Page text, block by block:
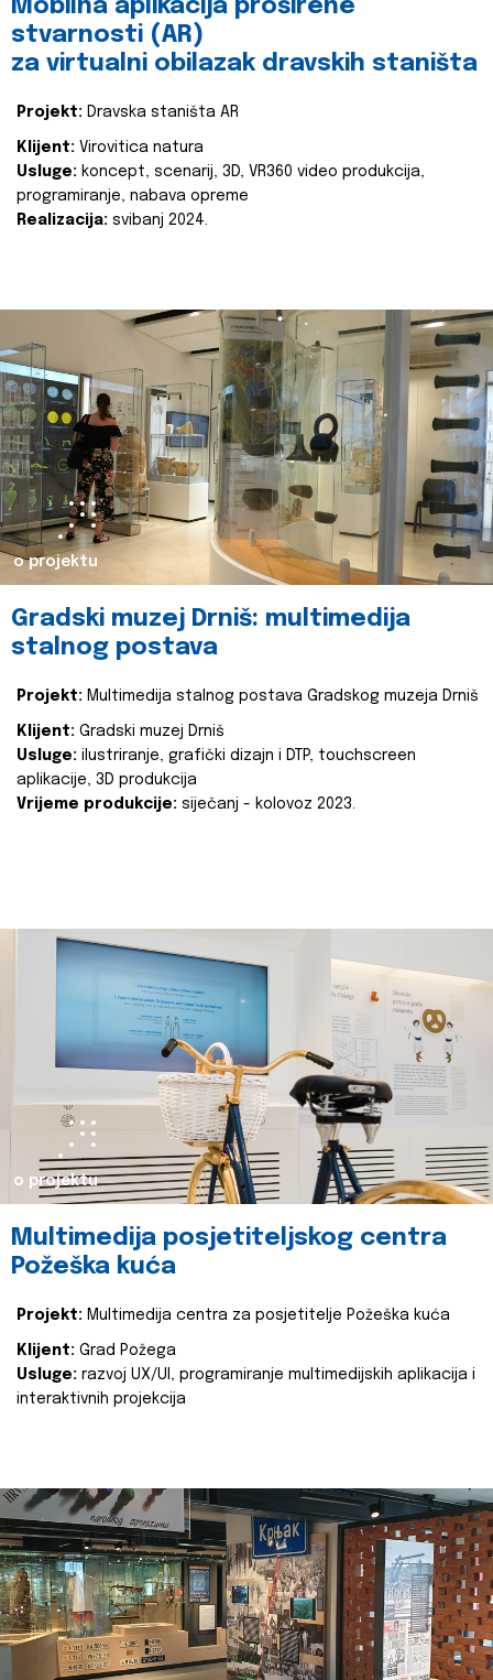
Mobilna aplikacija proširene
stvarnosti (AR)
za virtualni obilazak dravskih staništa
Projekt: Dravska staništa AR
Klijent: Virovitica natura
Usluge: koncept, scenarij, 3D, VR360 video produkcija,
programiranje, nabava opreme
Realizacija: svibanj 2024.
o projektu
Gradski muzej Drniš: multimedija
stalnog postava
Projekt: Multimedija stalnog postava Gradskog muzeja Drniš
Klijent: Gradski muzej Drniš
Usluge: ilustriranje, grafički dizajn i DTP, touchscreen
aplikacije, 3D produkcija
Vrijeme produkcije: siječanj - kolovoz 2023.
o projektu
Multimedija posjetiteljskog centra
Požeška kuća
Projekt: Multimedija centra za posjetitelje Požeška kuća
Klijent: Grad Požega
Usluge: razvoj UX/UI, programiranje multimedijskih aplikacija i
interaktivnih projekcija